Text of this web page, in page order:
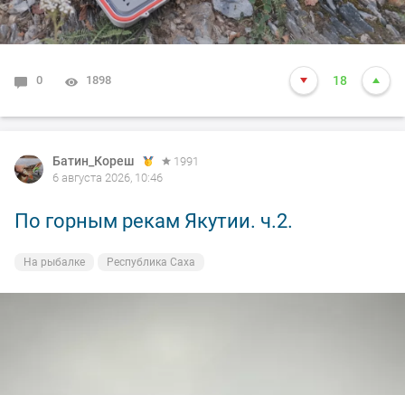
0 1898 18
Батин_Кореш
1991
6 августа 2026, 10:46
По горным рекам Якутии. ч.2.
На рыбалке Республика Саха